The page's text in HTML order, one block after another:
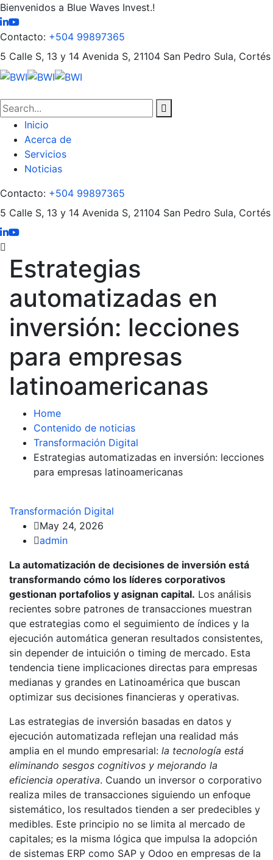
Bienvenidos a Blue Waves Invest.!
Contacto: +504 99897365
5 Calle S, 13 y 14 Avenida S, 21104 San Pedro Sula, Cortés
Inicio
Acerca de
Servicios
Noticias
Contacto: +504 99897365
5 Calle S, 13 y 14 Avenida S, 21104 San Pedro Sula, Cortés
Estrategias
automatizadas en
inversión: lecciones
para empresas
latinoamericanas
Home
Contenido de noticias
Transformación Digital
Estrategias automatizadas en inversión: lecciones
para empresas latinoamericanas
Transformación Digital
May 24, 2026
admin
La automatización de decisiones de inversión está
transformando cómo los líderes corporativos
gestionan portafolios y asignan capital. Los análisis
recientes sobre patrones de transacciones muestran
que estrategias como el seguimiento de índices y la
ejecución automática generan resultados consistentes,
sin depender de intuición o timing de mercado. Esta
tendencia tiene implicaciones directas para empresas
medianas y grandes en Latinoamérica que buscan
optimizar sus decisiones financieras y operativas.
Las estrategias de inversión basadas en datos y
ejecución automatizada reflejan una realidad más
amplia en el mundo empresarial: la tecnología está
eliminando sesgos cognitivos y mejorando la
eficiencia operativa. Cuando un inversor o corporativo
realiza miles de transacciones siguiendo un enfoque
sistemático, los resultados tienden a ser predecibles y
medibles. Este principio no se limita al mercado de
capitales; es la misma lógica que impulsa la adopción
de sistemas ERP como SAP y Odoo en empresas de la